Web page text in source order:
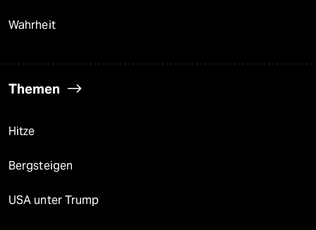
Wahrheit
Themen
Hitze
Bergsteigen
USA unter Trump